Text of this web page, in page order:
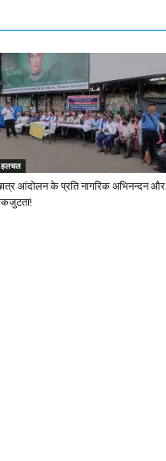
हलचल
आंदोलन के प्रति नागरिक अभिनन्दन और